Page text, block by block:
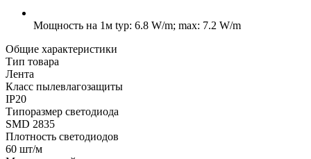
Мощность на 1м typ: 6.8 W/m; max: 7.2 W/m
Общие характеристики
Тип товара
Лента
Класс пылевлагозащиты
IP20
Типоразмер светодиода
SMD 2835
Плотность светодиодов
60 шт/м